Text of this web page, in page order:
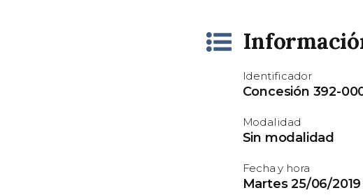
Identificador
Concesión 392-
Modalidad
Sin modalidad
Fecha y hora
Martes 25/06/2019